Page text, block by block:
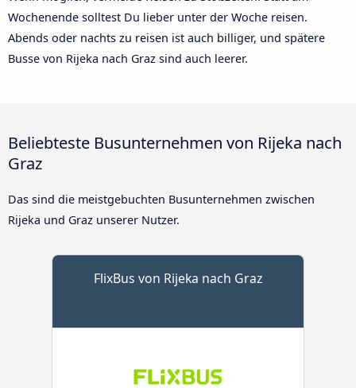
Wochenende solltest Du lieber unter der Woche reisen.
Abends oder nachts zu reisen ist auch billiger, und spätere
Busse von Rijeka nach Graz sind auch leerer.
Beliebteste Busunternehmen von Rijeka nach
Graz
Das sind die meistgebuchten Busunternehmen zwischen
Rijeka und Graz unserer Nutzer.
FlixBus von Rijeka nach Graz